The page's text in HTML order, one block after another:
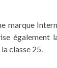
marque
également
classe 25.